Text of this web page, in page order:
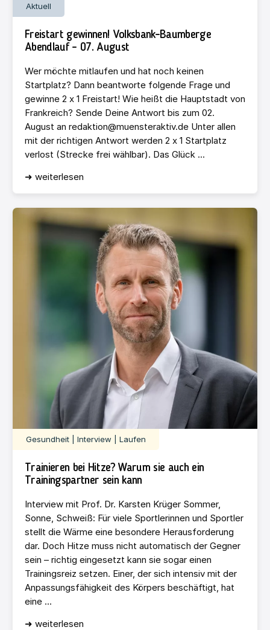
Aktuell
Freistart gewinnen! Volksbank-Baumberge
Abendlauf – 07. August
Wer möchte mitlaufen und hat noch keinen
Startplatz? Dann beantworte folgende Frage und
gewinne 2 x 1 Freistart! Wie heißt die Hauptstadt von
Frankreich? Sende Deine Antwort bis zum 02.
August an redaktion@muensteraktiv.de Unter allen
mit der richtigen Antwort werden 2 x 1 Startplatz
verlost (Strecke frei wählbar). Das Glück ...
➜ weiterlesen
Gesundheit | Interview | Laufen
Trainieren bei Hitze? Warum sie auch ein
Trainingspartner sein kann
Interview mit Prof. Dr. Karsten Krüger Sommer,
Sonne, Schweiß: Für viele Sportlerinnen und Sportler
stellt die Wärme eine besondere Herausforderung
dar. Doch Hitze muss nicht automatisch der Gegner
sein – richtig eingesetzt kann sie sogar einen
Trainingsreiz setzen. Einer, der sich intensiv mit der
Anpassungsfähigkeit des Körpers beschäftigt, hat
eine ...
➜ weiterlesen